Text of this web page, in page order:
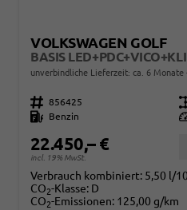
VOLKSWAGEN GOLF
BASIS
unverbindliche Lieferzeit: ca. 6 Monate
Fahrzeugnr. 856425
Kraftstoff
Benzin
22.450,– €
incl. 19% MwSt.
Verbrauch kombiniert: 5,50 l/
CO2-Klasse: D
CO2-Emissionen: 125,00 g/km